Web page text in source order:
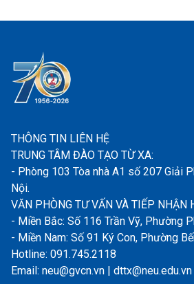
THÔNG TIN LIÊN HỆ
TRUNG TÂM ĐÀO TẠO TỪ XA:
- Phòng 103 Tòa nhà A1 số 207 Giải
Nội.
VĂN PHÒNG TƯ VẤN VÀ TIẾP NHẬN
- Miền Bắc: Số 116 Trần Vỹ, Phường
- Miền Nam: Số 91 Ký Con, Phường
Hotline: 091.745.2118
Email: neu@gvcn.vn | dttx@neu.edu.vn